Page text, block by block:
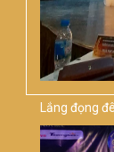
Lắng đọng
Nai